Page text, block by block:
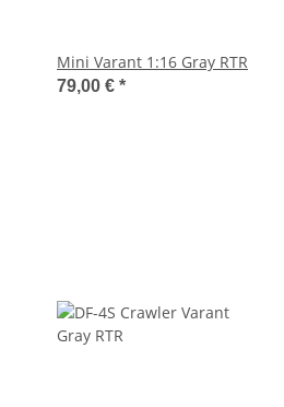
Mini Varant 1:16 Gray RTR
79,00 € *